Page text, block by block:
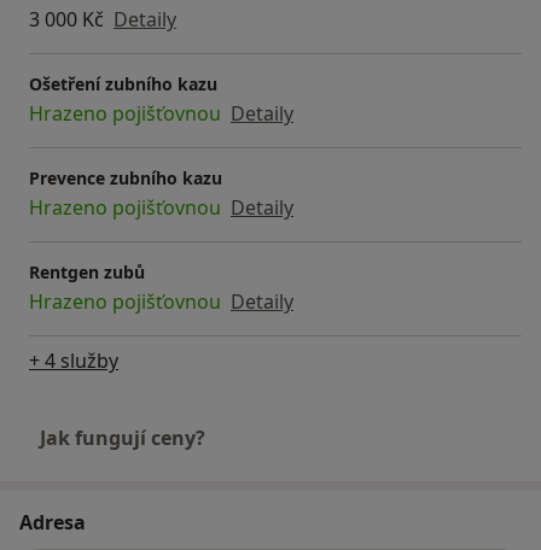
3 000 Kč Detaily
Ošetření zubního kazu
Hrazeno pojišťovnou Detaily
Prevence zubního kazu
Hrazeno pojišťovnou Detaily
Rentgen zubů
Hrazeno pojišťovnou Detaily
+ 4 služby
Jak fungují ceny?
Adresa